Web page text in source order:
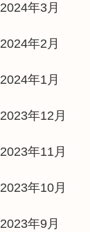
2024年3月
2024年2月
2024年1月
2023年12月
2023年11月
2023年10月
2023年9月